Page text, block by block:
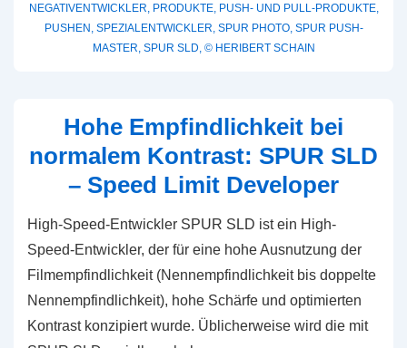
SLD
NEGATIVENTWICKLER, PRODUKTE, PUSH- UND PULL-PRODUKTE,
PUSHEN, SPEZIALENTWICKLER, SPUR PHOTO, SPUR PUSH-
MASTER, SPUR SLD, © HERIBERT SCHAIN
Hohe Empfindlichkeit bei
normalem Kontrast: SPUR SLD
– Speed Limit Developer
High-Speed-Entwickler SPUR SLD ist ein High-
Speed-Entwickler, der für eine hohe Ausnutzung der
Filmempfindlichkeit (Nennempfindlichkeit bis doppelte
Nennempfindlichkeit), hohe Schärfe und optimierten
Kontrast konzipiert wurde. Üblicherweise wird die mit